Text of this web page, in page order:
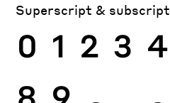
Superscript & subscript
0 1 2 3 4